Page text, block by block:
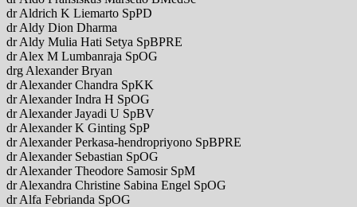
dr Aldrich K Liemarto SpPD
dr Aldy Dion Dharma
dr Aldy Mulia Hati Setya SpBPRE
dr Alex M Lumbanraja SpOG
drg Alexander Bryan
dr Alexander Chandra SpKK
dr Alexander Indra H SpOG
dr Alexander Jayadi U SpBV
dr Alexander K Ginting SpP
dr Alexander Perkasa-hendropriyono SpBPRE
dr Alexander Sebastian SpOG
dr Alexander Theodore Samosir SpM
dr Alexandra Christine Sabina Engel SpOG
dr Alfa Febrianda SpOG